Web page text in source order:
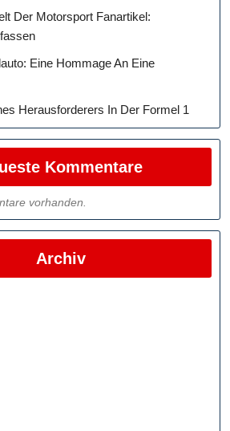
Der Motorsport Fanartikel:
Eine Hommage An Eine
Herausforderers In Der Formel 1
Kommentare
vorhanden.
Archiv